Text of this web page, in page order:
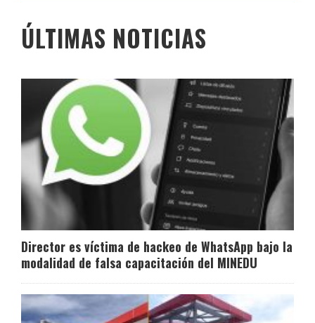
ÚLTIMAS NOTICIAS
Director es víctima de hackeo de WhatsApp bajo la
modalidad de falsa capacitación del MINEDU